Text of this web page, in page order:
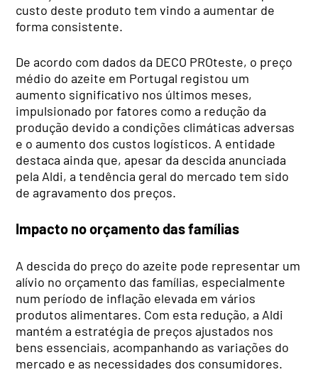
custo deste produto tem vindo a aumentar de
forma consistente.
De acordo com dados da DECO PROteste, o preço
médio do azeite em Portugal registou um
aumento significativo nos últimos meses,
impulsionado por fatores como a redução da
produção devido a condições climáticas adversas
e o aumento dos custos logísticos. A entidade
destaca ainda que, apesar da descida anunciada
pela Aldi, a tendência geral do mercado tem sido
de agravamento dos preços.
Impacto no orçamento das famílias
A descida do preço do azeite pode representar um
alívio no orçamento das famílias, especialmente
num período de inflação elevada em vários
produtos alimentares. Com esta redução, a Aldi
mantém a estratégia de preços ajustados nos
bens essenciais, acompanhando as variações do
mercado e as necessidades dos consumidores.